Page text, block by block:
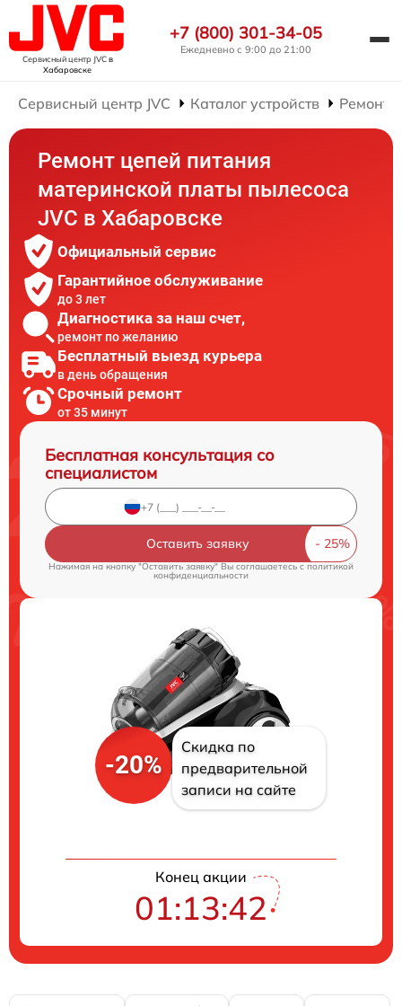
Сервисный центр JVCв
Хабаровске
+7 (800) 301-34-05
Ежедневно с 9:00 до 21:00
Сервисный центр JVC Каталог устройств Ремонт
Ремонт цепей питания
материнской платы пылесоса
JVC в Хабаровске
Официальный сервис
Гарантийное обслуживание
до 3 лет
Диагностика за наш счет,
ремонт по желанию
Бесплатный выезд курьера
в день обращения
Срочный ремонт
от 35 минут
Бесплатная консультация со
специалистом
Оставить заявку
Нажимая на кнопку "Оставить заявку" Вы соглашаетесь cполитикой
конфиденциальности
-20%
Скидка по
предварительной
записи на сайте
Конец акции
01:13:42